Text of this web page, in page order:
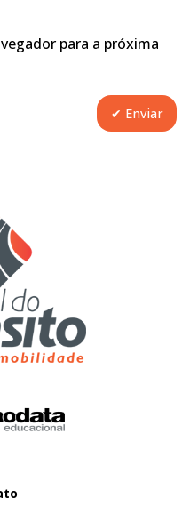
para a próxima